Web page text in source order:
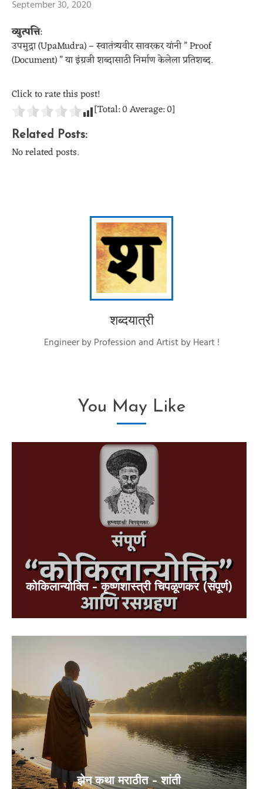
September 30, 2020
व्युत्पत्ति:
उपमुद्रा (UpaMudra) – स्वातंत्र्यवीर सावरकर यांनी ” Proof
(Document) ” या इंग्रजी शब्दासाठी निर्माण केलेला प्रतिशब्द.
Click to rate this post!
[Total:0Average:0]
Related Posts:
No related posts.
शब्दयात्री
Engineer by Profession and Artist by Heart !
You May Like
कोकिलान्योक्ति – कृष्णशास्त्री चिपळूणकर (संपूर्ण)
झेन कथा मराठीत – शांती